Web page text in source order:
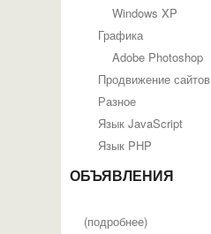
Windows XP
Графика
Adobe Photoshop
Продвижение сайтов
Разное
Язык JavaScript
Язык PHP
ОБЪЯВЛЕНИЯ
(подробнее)